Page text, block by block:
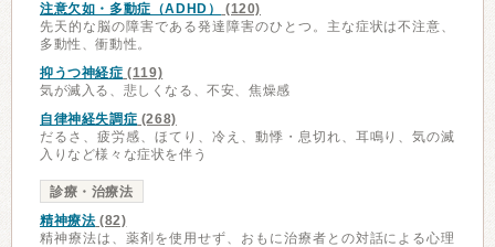
注意欠如・多動症（ADHD）
(120)
先天的な脳の障害である発達障害のひとつ。主な症状は不注意、
多動性、衝動性。
抑うつ神経症 (119)
気が滅入る、悲しくなる、不安、焦燥感
自律神経失調症 (268)
だるさ、疲労感、ほてり、冷え、動悸・息切れ、耳鳴り、気の滅
入りなど様々な症状を伴う
診療・治療法
精神療法 (82)
精神療法は、薬剤を使用せず、おもに治療者との対話による心理